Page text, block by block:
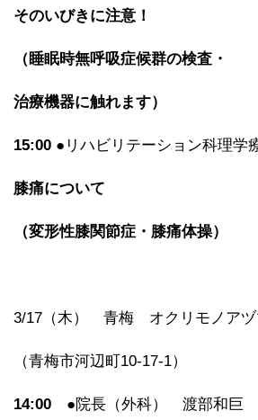
そのいびきに注意！
（睡眠時無呼吸症候群の検査・
治療機器に触れます）
15:00 ●リハビリテーション科理
膝痛について
（変形性膝関節症・膝痛体操）
3/17（木） 青梅 オクリモノアヅ
（青梅市河辺町10-17-1）
14:00 ●院長（外科） 渡部和巨